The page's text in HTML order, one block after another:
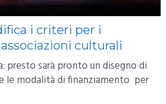
i criteri per i
culturali
presto sarà pronto un disegno di
le modalità di finanziamento per